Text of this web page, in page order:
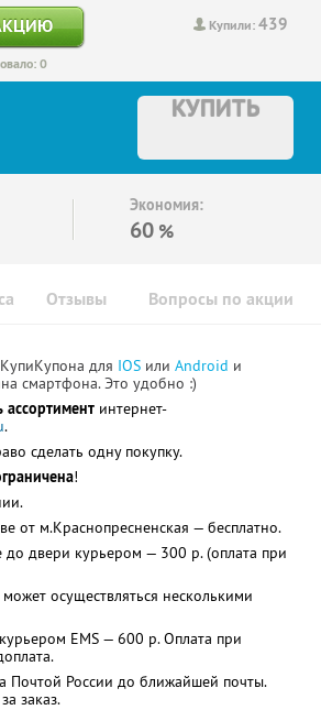
Купили:439
0
КУПИТЬ
Экономия:
60 %
Отзывы Вопросы по акции
для IOS или Android и
смартфона. Это удобно :)
ассортимент интернет-
.
сделать одну покупку.
!
от м.Краснопресненская — бесплатно.
до двери курьером — 300 р. (оплата при
осуществляться несколькими
EMS — 600 р. Оплата при
Почтой России до ближайшей почты.
заказ.